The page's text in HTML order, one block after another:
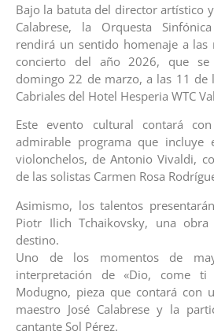
Bajo la batuta del director artístico
Calabrese, la Orquesta
rendirá un sentido homenaje a
concierto del año 2026, que
domingo 22 de marzo, a las 11 de
Cabriales del Hotel Hesperia WTC
Este evento cultural contará
admirable programa que incluye
violonchelos, de Antonio Vivaldi,
de las solistas Carmen Rosa
Asimismo, los talentos
Piotr Ilich Tchaikovsky, una
destino.
Uno de los momentos de
interpretación de «Dio, come ti
Modugno, pieza que contará con
maestro José Calabrese y la
cantante Sol Pérez.